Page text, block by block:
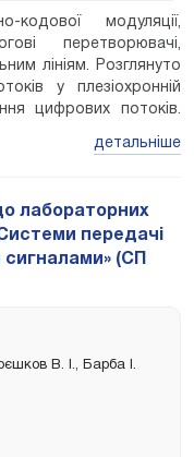
кодової модуляції,
перетворювачі,
лініям. Розглянуто
у плезіохронній
цифрових потоків.
та побудова цифрових
детальніше
лабораторних
передачі
(СП
В. І., Барба І.